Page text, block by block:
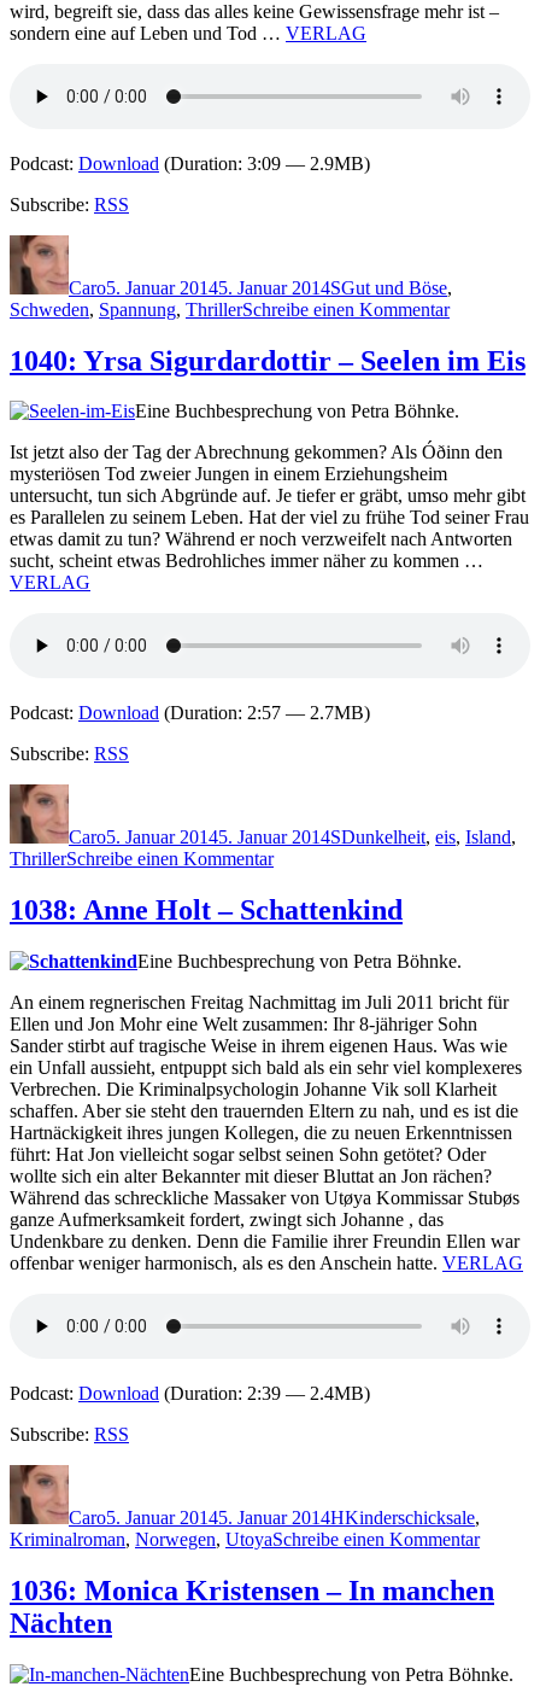
wird, begreift sie, dass das alles keine Gewissensfrage mehr ist –
sondern eine auf Leben und Tod … VERLAG
Podcast: Download (Duration: 3:09 — 2.9MB)
Subscribe: RSS
Autor
Caro5. Januar 20145. Januar 2014SGut und Böse,
Schweden, Spannung, ThrillerSchreibe einen Kommentarzu
Alexander
Söderberg
1040: Yrsa Sigurdardottir – Seelen im Eis
Eine Buchbesprechung von Petra Böhnke.
Ist jetzt also der Tag der Abrechnung gekommen? Als Óðinn den
mysteriösen Tod zweier Jungen in einem Erziehungsheim
untersucht, tun sich Abgründe auf. Je tiefer er gräbt, umso mehr gibt
es Parallelen zu seinem Leben. Hat der viel zu frühe Tod seiner Frau
etwas damit zu tun? Während er noch verzweifelt nach Antworten
sucht, scheint etwas Bedrohliches immer näher zu kommen …
VERLAG
Podcast: Download (Duration: 2:57 — 2.7MB)
Subscribe: RSS
Autor
Caro5. Januar 20145. Januar 2014SDunkelheit, eis, Island,
ThrillerSchreibe einen Kommentarzu
Yrsa
Sigurdardottir
Seelen
Eis
1038: Anne Holt – Schattenkind
Eine Buchbesprechung von Petra Böhnke.
An einem regnerischen Freitag Nachmittag im Juli 2011 bricht für
Ellen und Jon Mohr eine Welt zusammen: Ihr 8-jähriger Sohn
Sander stirbt auf tragische Weise in ihrem eigenen Haus. Was wie
ein Unfall aussieht, entpuppt sich bald als ein sehr viel komplexeres
Verbrechen. Die Kriminalpsychologin Johanne Vik soll Klarheit
schaffen. Aber sie steht den trauernden Eltern zu nah, und es ist die
Hartnäckigkeit ihres jungen Kollegen, die zu neuen Erkenntnissen
führt: Hat Jon vielleicht sogar selbst seinen Sohn getötet? Oder
wollte sich ein alter Bekannter mit dieser Bluttat an Jon rächen?
Während das schreckliche Massaker von Utøya Kommissar Stubøs
ganze Aufmerksamkeit fordert, zwingt sich Johanne , das
Undenkbare zu denken. Denn die Familie ihrer Freundin Ellen war
offenbar weniger harmonisch, als es den Anschein hatte. VERLAG
Podcast: Download (Duration: 2:39 — 2.4MB)
Subscribe: RSS
Autor
Caro5. Januar 20145. Januar 2014HKinderschicksale,
Kriminalroman, Norwegen, UtoyaSchreibe einen Kommentarzu
Holt
1036: Monica Kristensen – In manchen
Nächten
Eine Buchbesprechung von Petra Böhnke.